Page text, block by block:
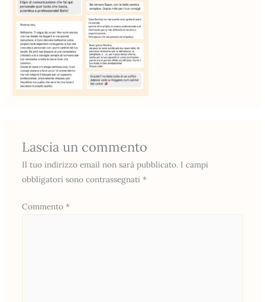
Lascia un commento
Il tuo indirizzo email non sarà pubblicato. I campi
obbligatori sono contrassegnati *
Commento *